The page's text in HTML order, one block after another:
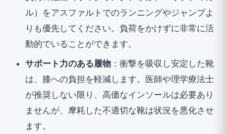
ル）をアスファルトでのランニングやジャンプよ
りも優先してください。負荷をかけずに非常に活
動的でいることができます。
サポート力のある履物 ：衝撃を吸収し安定した靴
は、膝への負担を軽減します。医師や理学療法士
が推奨しない限り、高価なインソールは必要あり
ませんが、摩耗した不適切な靴は状況を悪化させ
ます。